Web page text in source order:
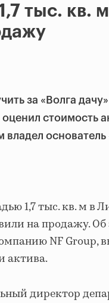
тыс. кв. м
за «Волга
оценил стоимость
1,7 тыс. кв. м в
на продажу. Об
NF Group,
актива.
директор